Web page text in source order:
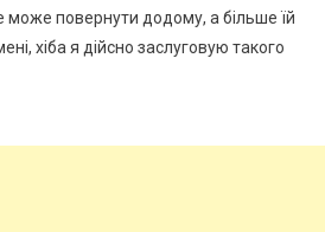
може повернути додому, а більше їй
хіба я дійсно заслуговую такого